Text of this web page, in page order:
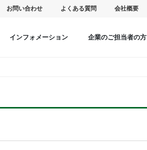
お問い合わせ よくある質問 会社概要
インフォメーション 企業のご担当者の方